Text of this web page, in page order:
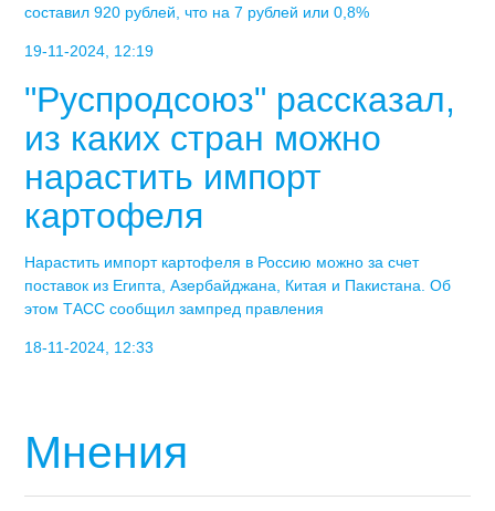
составил 920 рублей, что на 7 рублей или 0,8%
19-11-2024, 12:19
"Руспродсоюз" рассказал,
из каких стран можно
нарастить импорт
картофеля
Нарастить импорт картофеля в Россию можно за счет
поставок из Египта, Азербайджана, Китая и Пакистана. Об
этом ТАСС сообщил зампред правления
18-11-2024, 12:33
Мнения